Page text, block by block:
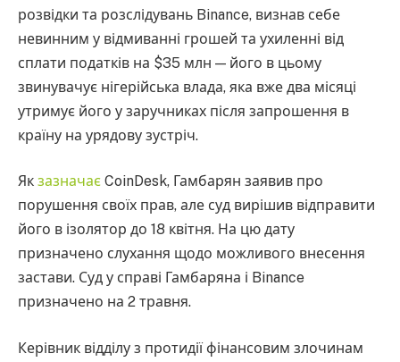
розвідки та розслідувань Binance, визнав себе
невинним у відмиванні грошей та ухиленні від
сплати податків на $35 млн — його в цьому
звинувачує нігерійська влада, яка вже два місяці
утримує його у заручниках після запрошення в
країну на урядову зустріч.
Як зазначає CoinDesk, Гамбарян заявив про
порушення своїх прав, але суд вирішив відправити
його в ізолятор до 18 квітня. На цю дату
призначено слухання щодо можливого внесення
застави. Суд у справі Гамбаряна і Binance
призначено на 2 травня.
Керівник відділу з протидії фінансовим злочинам